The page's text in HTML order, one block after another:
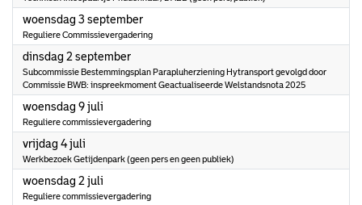
woensdag 3 september2025
Reguliere Commissievergadering
dinsdag 2 september2025
Subcommissie Bestemmingsplan Parapluherziening Hytransport gevolgd door
Commissie BWB: inspreekmoment Geactualiseerde Welstandsnota 2025
woensdag 9 juli
Reguliere commissievergadering
vrijdag 4 juli
Werkbezoek Getijdenpark (geen pers en geen publiek)
woensdag 2 juli
Reguliere commissievergadering